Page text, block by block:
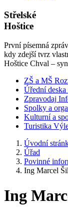
Střelské
Hoštice
První písemná
kdy zdejší tvrz
Hoštice Chval –
ZŠ a MŠ
Úřední deska
Zpravodaj
Spolky a
Kulturní a
Turistika
Úvodní
Úřad
Povinné
Ing Marcel
Ing